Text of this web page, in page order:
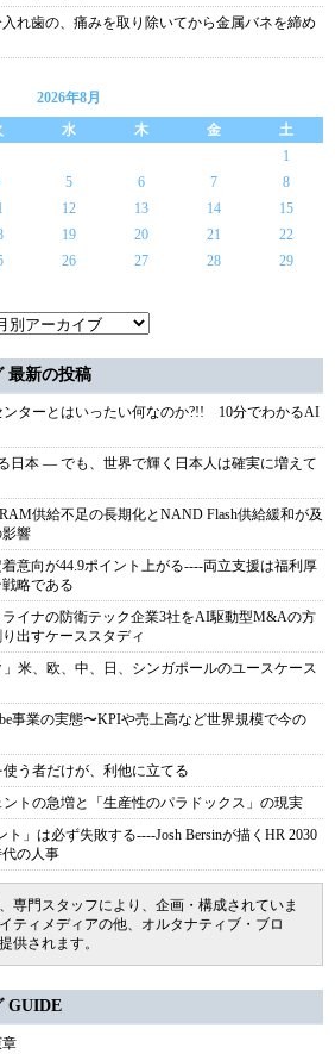
れ歯の、痛みを取り除いてから金属バネを締め
2026年8月
水 木 金
土
1
5 6 7
8
12 13 14
15
19 20 21
22
26 27 28
29
最新の投稿
ターとはいったい何なのか?!! 10分でわかるAI
日本 ― でも、世界で輝く日本人は確実に増えて
供給不足の長期化とNAND Flash供給緩和が及
響
着意向が44.9ポイント上がる----両立支援は福利厚
略である
イナの防衛テック企業3社をAI駆動型M&Aの方
出すケーススタディ
米、欧、中、日、シンガポールのユースケース
事業の実態〜KPIや売上高など世界規模で今の
う者だけが、利他に立てる
トの急増と「生産性のパラドックス」の現実
ト」は必ず失敗する----Josh Bersinが描くHR 2030
の人事
専門スタッフにより、企画・構成されていま
ティメディアの他、オルタナティブ・ブロ
供されます。
GUIDE